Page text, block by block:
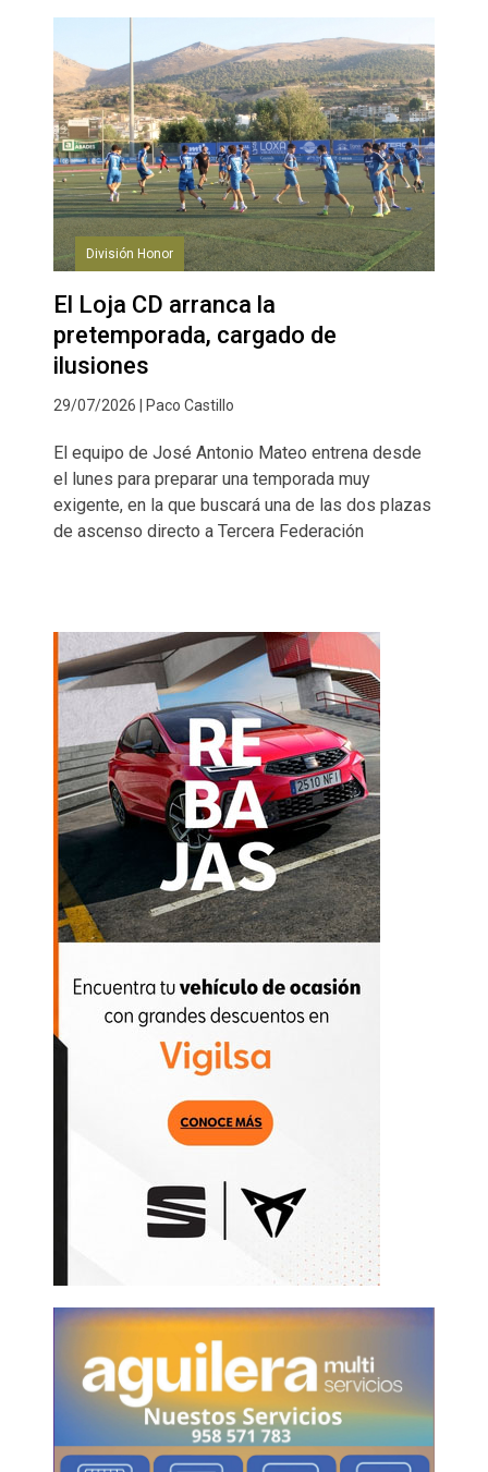
División Honor
El Loja CD arranca la
pretemporada, cargado de
ilusiones
29/07/2026 | Paco Castillo
El equipo de José Antonio Mateo entrena desde
el lunes para preparar una temporada muy
exigente, en la que buscará una de las dos plazas
de ascenso directo a Tercera Federación